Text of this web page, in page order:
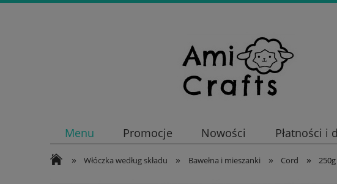
Menu Promocje Nowości Płatności i
» Włóczka według składu » Bawełna i mieszanki » Cord »